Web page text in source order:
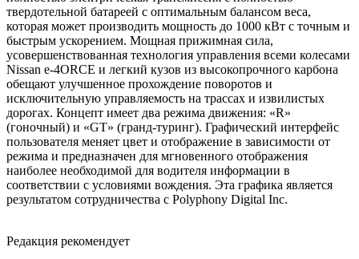
твердотельной батареей с оптимальным балансом веса,
которая может производить мощность до 1000 кВт с точным и
быстрым ускорением. Мощная прижимная сила,
усовершенствованная технология управления всеми колесами
Nissan e-4ORCE и легкий кузов из высокопрочного карбона
обещают улучшенное прохождение поворотов и
исключительную управляемость на трассах и извилистых
дорогах. Концепт имеет два режима движения: «R»
(гоночный) и «GT» (гранд-туринг). Графический интерфейс
пользователя меняет цвет и отображение в зависимости от
режима и предназначен для мгновенного отображения
наиболее необходимой для водителя информации в
соответствии с условиями вождения. Эта графика является
результатом сотрудничества с Polyphony Digital Inc.
Редакция рекомендует